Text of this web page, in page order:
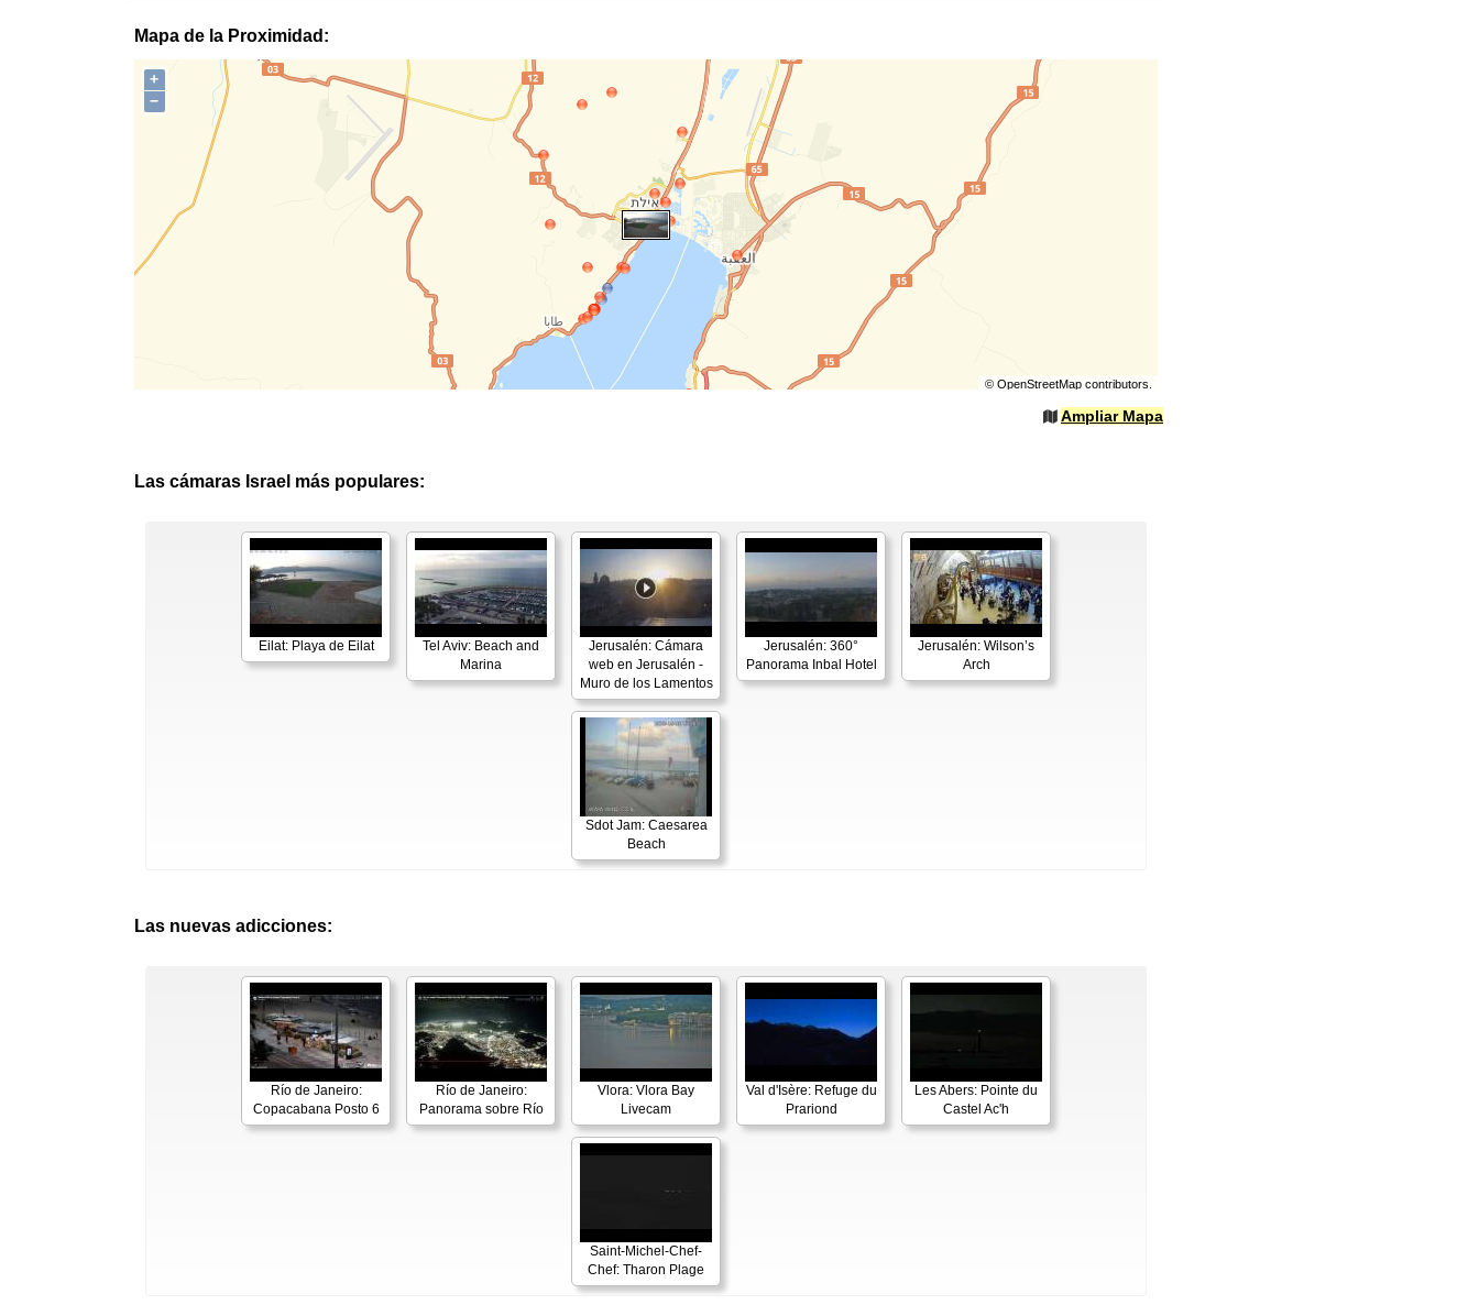
Mapa de la Proximidad:
+
−
© OpenStreetMapcontributors.
Ampliar Mapa
Las cámaras Israel más populares:
Eilat: Playa de Eilat
Tel Aviv: Beach and
Marina
Jerusalén: Cámara
web en Jerusalén -
Muro de los Lamentos
Jerusalén: 360°
Panorama Inbal Hotel
Jerusalén: Wilson’s
Arch
Sdot Jam: Caesarea
Beach
Las nuevas adicciones:
Río de Janeiro:
Copacabana Posto 6
Río de Janeiro:
Panorama sobre Río
Vlora: Vlora Bay
Livecam
Val d'Isère: Refuge du
Prariond
Les Abers: Pointe du
Castel Ac'h
Saint-Michel-Chef-
Chef: Tharon Plage